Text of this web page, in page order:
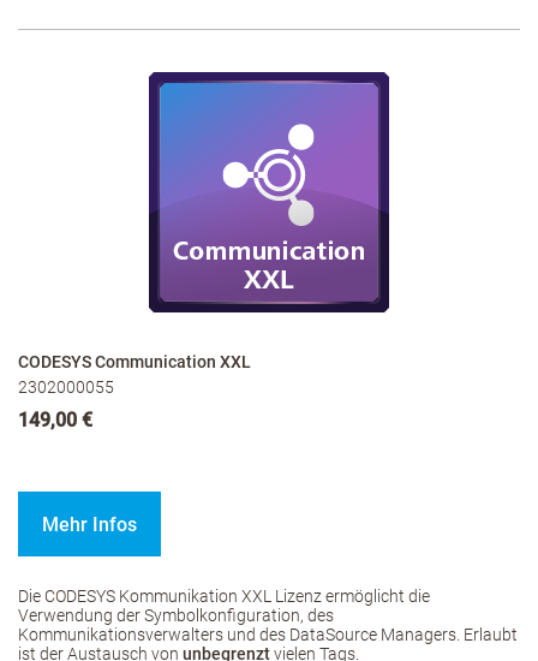
CODESYS Communication XXL
2302000055
149,00 €
Mehr Infos
Die CODESYS Kommunikation XXL Lizenz ermöglicht die
Verwendung der Symbolkonfiguration, des
Kommunikationsverwalters und des DataSource Managers. Erlaubt
ist der Austausch von unbegrenztvielen Tags.